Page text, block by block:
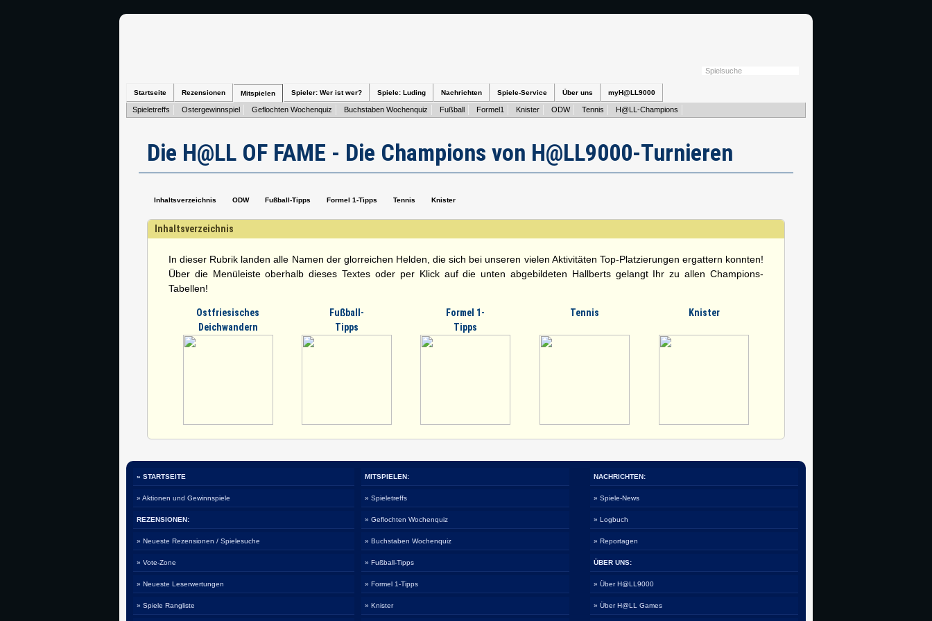
Startseite Rezensionen Mitspielen Spieler: Wer ist wer? Spiele: Luding Nachrichten Spiele-Service Über uns myH@LL9000
Spieletreffs Ostergewinnspiel Geflochten Wochenquiz Buchstaben Wochenquiz Fußball Formel1 Knister ODW Tennis H@LL-Champions
Die H@LL OF FAME - Die Champions von H@LL9000-Turnieren
Inhaltsverzeichnis ODW Fußball-Tipps Formel 1-Tipps Tennis Knister
Inhaltsverzeichnis
In dieser Rubrik landen alle Namen der glorreichen Helden, die sich bei unseren vielen Aktivitäten Top-Platzierungen ergattern konnten!
Über die Menüleiste oberhalb dieses Textes oder per Klick auf die unten abgebildeten Hallberts gelangt Ihr zu allen Champions-
Tabellen!
Ostfriesisches
Deichwandern
Fußball-
Tipps
Formel 1-
Tipps
Tennis Knister
» STARTSEITE
» Aktionen und Gewinnspiele
REZENSIONEN:
» Neueste Rezensionen / Spielesuche
» Vote-Zone
» Neueste Leserwertungen
» Spiele Rangliste
MITSPIELEN:
» Spieletreffs
» Geflochten Wochenquiz
» Buchstaben Wochenquiz
» Fußball-Tipps
» Formel 1-Tipps
» Knister
NACHRICHTEN:
» Spiele-News
» Logbuch
» Reportagen
ÜBER UNS:
» Über H@LL9000
» Über H@LL Games